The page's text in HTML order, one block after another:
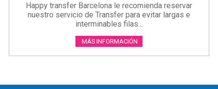
Happy transfer Barcelona le recomienda reservar
nuestro servicio de Transfer para evitar largas e
interminables filas...
MÁS INFORMACIÓN